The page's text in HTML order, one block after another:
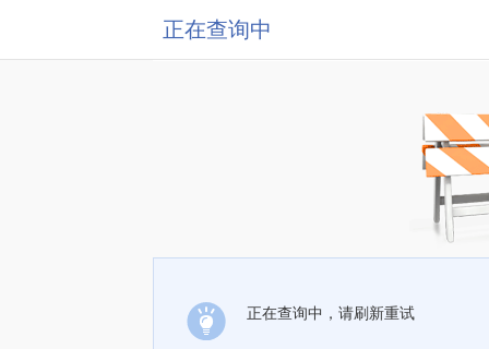
正在查询中
正在查询中，请刷新重试